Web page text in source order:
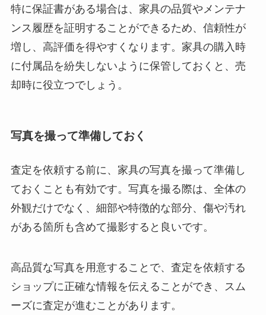
特に保証書がある場合は、家具の品質やメンテナ
ンス履歴を証明することができるため、信頼性が
増し、高評価を得やすくなります。家具の購入時
に付属品を紛失しないように保管しておくと、売
却時に役立つでしょう。
写真を撮って準備しておく
査定を依頼する前に、家具の写真を撮って準備し
ておくことも有効です。写真を撮る際は、全体の
外観だけでなく、細部や特徴的な部分、傷や汚れ
がある箇所も含めて撮影すると良いです。
高品質な写真を用意することで、査定を依頼する
ショップに正確な情報を伝えることができ、スム
ーズに査定が進むことがあります。